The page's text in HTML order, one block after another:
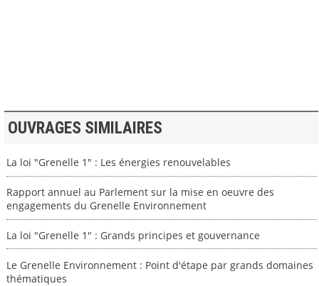
OUVRAGES SIMILAIRES
La loi "Grenelle 1" : Les énergies renouvelables
Rapport annuel au Parlement sur la mise en oeuvre des
engagements du Grenelle Environnement
La loi "Grenelle 1" : Grands principes et gouvernance
Le Grenelle Environnement : Point d'étape par grands domaines
thématiques